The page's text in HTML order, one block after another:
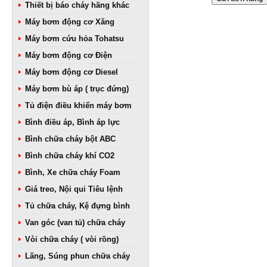
Thiết bị báo cháy hãng khác
Máy bơm động cơ Xăng
Máy bơm cứu hỏa Tohatsu
Máy bơm động cơ Điện
Máy bơm động cơ Diesel
Máy bơm bù áp ( trục đứng)
Tủ điện điều khiển máy bơm
Bình điều áp, Bình áp lực
Bình chữa cháy bột ABC
Bình chữa cháy khí CO2
Bình, Xe chữa cháy Foam
Giá treo, Nội qui Tiêu lệnh
Tủ chữa cháy, Kệ đựng bình
Van góc (van tủ) chữa cháy
Vòi chữa cháy ( vòi rồng)
Lăng, Súng phun chữa cháy